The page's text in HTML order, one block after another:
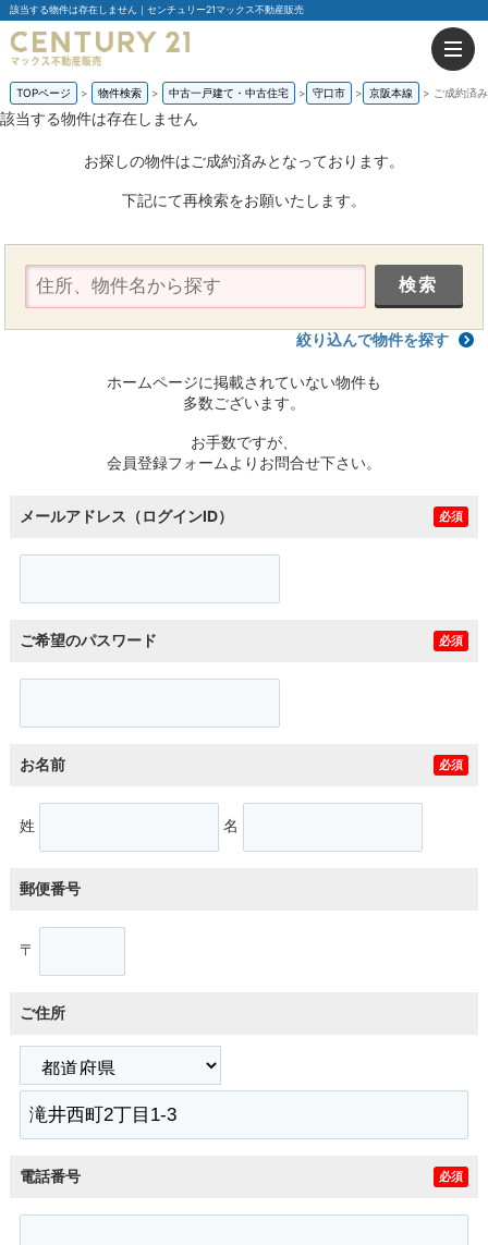
該当する物件は存在しません｜センチュリー21マックス不動産販売
TOPページ 物件検索 中古一戸建て・中古住宅 守口市 京阪本線 ご成約済み
該当する物件は存在しません
お探しの物件はご成約済みとなっております。
下記にて再検索をお願いたします。
絞り込んで物件を探す
ホームページに掲載されていない物件も
多数ございます。
お手数ですが、
会員登録フォームよりお問合せ下さい。
メールアドレス（ログインID） 必須
ご希望のパスワード 必須
お名前 必須
姓 名
郵便番号
〒
ご住所
電話番号 必須